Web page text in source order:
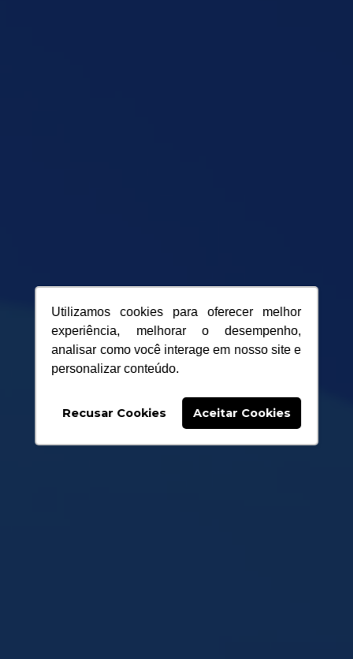
Utilizamos cookies para oferecer melhor
experiência, melhorar o desempenho,
analisar como você interage em nosso site e
personalizar conteúdo.
Recusar Cookies Aceitar Cookies